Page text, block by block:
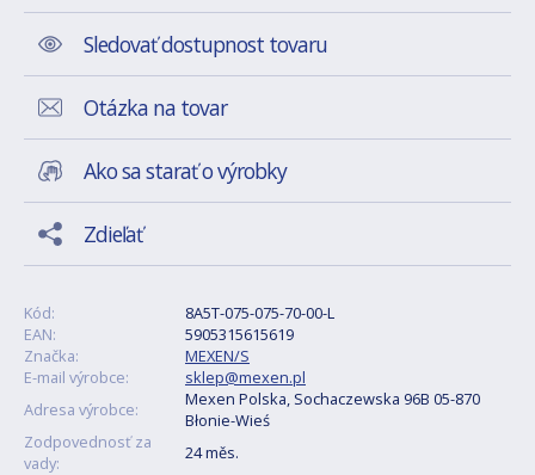
Sledovať dostupnost tovaru
Otázka na tovar
Ako sa starať o výrobky
Zdieľať
Kód:
8A5T-075-075-70-00-L
EAN:
5905315615619
Značka:
MEXEN/S
E-mail výrobce:
sklep@mexen.pl
Adresa výrobce:
Mexen Polska, Sochaczewska 96B 05-870
Błonie-Wieś
Zodpovednosť za
vady:
24 měs.